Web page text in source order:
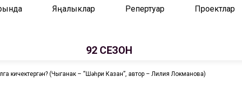
Яңалыклар Репертуар Проектлар
92 СЕЗОН
кичектергән? (Чыганак – “Шәһри Казан”, автор – Лилия Локманова)